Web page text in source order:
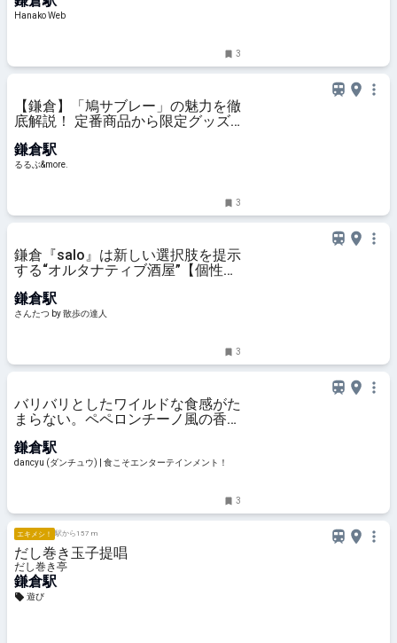
Hanako Web
3
【鎌倉】「鳩サブレー」の魅力を徹
底解説！ 定番商品から限定グッズ
鎌倉駅
るるぶ&more.
3
鎌倉『salo』は新しい選択肢を提示
する“オルタナティブ酒屋”【個性派
by 散歩の達人
鎌倉駅
さんたつ by 散歩の達人
3
バリバリとしたワイルドな食感がた
まらない。ペペロンチーノ風の香り
ル」／『オステリア コマチーナ』
亀井良真シェフの「家つまみレシ
鎌倉駅
dancyu (ダンチュウ) | 食こそエンターテインメント！
3
エキメシ！ 駅から157 m
だし巻き玉子提唱
だし巻き亭
鎌倉駅
遊び